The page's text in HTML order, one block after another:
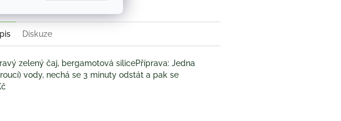
Diskuze
zelený čaj, bergamotová silicePříprava: Jedna
vody, nechá se 3 minuty odstát a pak se